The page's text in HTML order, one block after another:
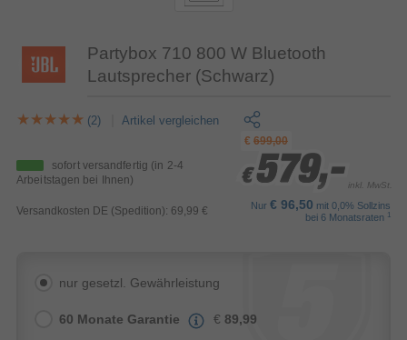
Partybox 710 800 W Bluetooth
Lautsprecher (Schwarz)
(2) Artikel vergleichen
sofort versandfertig (in 2-4
Arbeitstagen bei Ihnen)
Versandkosten DE (Spedition): 69,99 €
€ 699,00
€ 579,-
€ 579,-
€ 579,- inkl. MwSt.
Nur € 96,50 mit 0,0% Sollzins
bei 6 Monatsraten 1
nur gesetzl. Gewährleistung
60 Monate Garantie € 89,99